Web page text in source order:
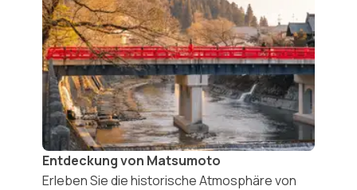
Entdeckung von Matsumoto
Erleben Sie die historische Atmosphäre von